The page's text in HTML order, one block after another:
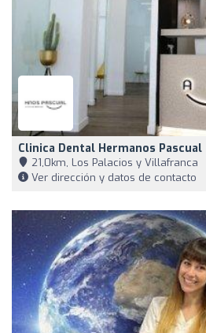
Clinica Dental Hermanos Pascual
21,0km, Los Palacios y Villafranca
Ver dirección y datos de contacto